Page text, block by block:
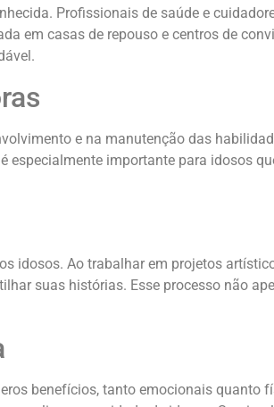
Profissionais de saúde e
em casas de repouso e centros de
e na manutenção das
importante para idosos
idosos. Ao trabalhar em projetos
suas histórias. Esse processo não
benefícios, tanto emocionais quanto